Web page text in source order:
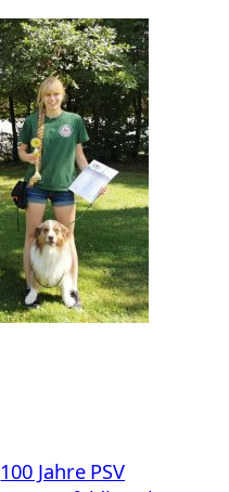
100 Jahre PSV